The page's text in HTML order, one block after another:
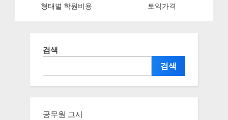
형태별 학원비용
토익가격
검색
검색
공무원 고시